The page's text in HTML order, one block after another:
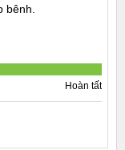
bênh.
Hoàn tất